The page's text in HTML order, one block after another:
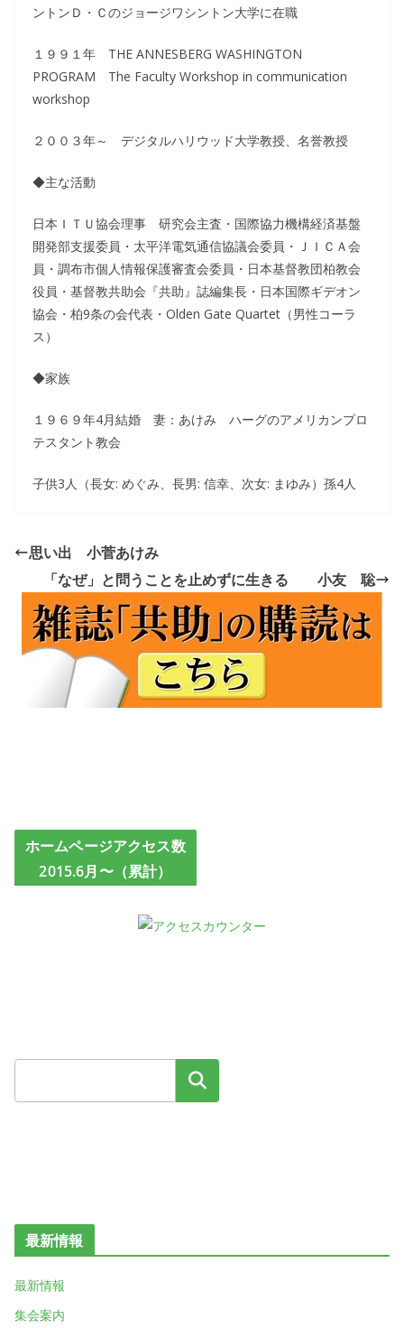
ントンＤ・Ｃのジョージワシントン大学に在職
１９９１年 THE ANNESBERG WASHINGTON
PROGRAM The Faculty Workshop in communication
workshop
２００３年～ デジタルハリウッド大学教授、名誉教授
◆主な活動
日本ＩＴＵ協会理事 研究会主査・国際協力機構経済基盤
開発部支援委員・太平洋電気通信協議会委員・ＪＩＣＡ会
員・調布市個人情報保護審査会委員・日本基督教団柏教会
役員・基督教共助会『共助』誌編集長・日本国際ギデオン
協会・柏9条の会代表・Olden Gate Quartet（男性コーラ
ス）
◆家族
１９６９年4月結婚 妻：あけみ ハーグのアメリカンプロ
テスタント教会
子供3人（長女: めぐみ、長男: 信幸、次女: まゆみ）孫4人
思い出 小菅あけみ
「なぜ」と問うことを止めずに生きる 小友 聡
ホームページアクセス数
2015.6月〜（累計）
検索
最新情報
最新情報
集会案内